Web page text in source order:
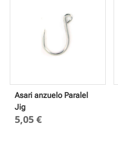
Asari anzuelo Paralel
Jig
5,05€